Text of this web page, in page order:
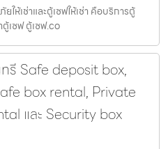
ห้เช่าและตู้เซฟให้เช่า คือบริการตู้
ตู้เซฟ ตู้เซฟ.co
รี Safe deposit box,
box rental, Private
และ Security box